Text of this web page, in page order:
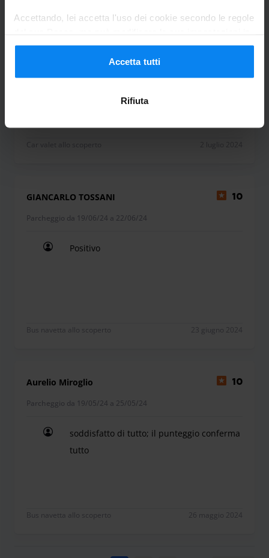
Accettando, lei accetta l'uso dei cookie secondo le regole
qualsiasi momento. Per tutti i dettagli, consulti la nostra
Informativa sulla privacy.
Accetta tutti
Rifiuta
distributori di cibo e bevande calde.
all'aeroporto di Malpensa e Bergamo, da selezionare in
controllo pressione gomme. Su approvazione di preventivo,
Anonimo
Ottimo servizio
Ottimo servizio
GIANCARLO TOSSANI 10
Parcheggio da 19/06/24 a 22/06/24
Positivo
Bus navetta allo scoperto 23 giugno 2024
Aurelio Miroglio 10
Parcheggio da 19/05/24 a 25/05/24
soddisfatto di tutto; il punteggio conferma
tutto
Bus navetta allo scoperto 26 maggio 2024